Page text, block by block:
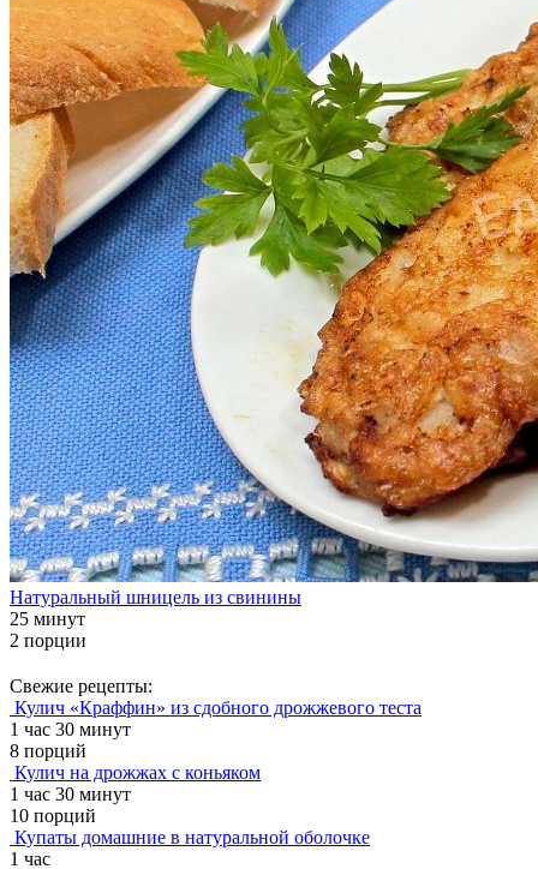
Натуральный шницель из свинины
25 минут
2 порции
Свежие рецепты:
Кулич «Краффин» из сдобного дрожжевого теста
1 час 30 минут
8 порций
Кулич на дрожжах с коньяком
1 час 30 минут
10 порций
Купаты домашние в натуральной оболочке
1 час